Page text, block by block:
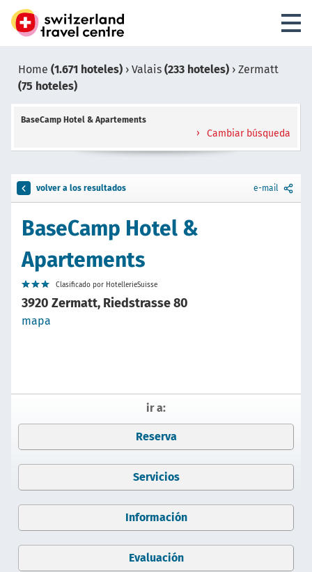
Home (1.671 hoteles) › Valais (233 hoteles) › Zermatt
(75 hoteles)
BaseCamp Hotel & Apartements
Cambiar búsqueda
volver a los resultados e-mail
BaseCamp Hotel &
Apartements
Clasificado por HotellerieSuisse
3920 Zermatt, Riedstrasse 80
mapa
ir a:
Reserva
Servicios
Información
Evaluación